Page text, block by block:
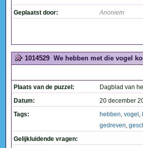
Geplaatst door: Anoniem
1014529 We hebben met die vogel
Plaats van de puzzel:
Dagblad van
Datum:
20 december
Tags:
hebben, vogel ,
gedreven,
Gelijkluidende vragen: